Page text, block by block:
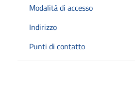
Modalità di accesso
Indirizzo
Punti di contatto